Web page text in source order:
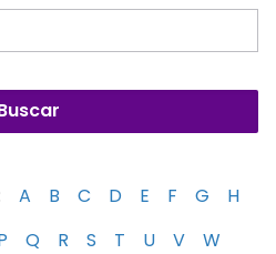
A B C D E F G
H
Q R S T U V
W